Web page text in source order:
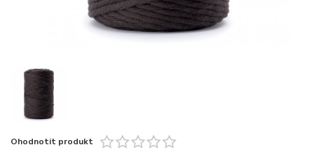
Ohodnotit produkt